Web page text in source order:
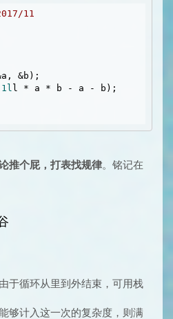
11
&b);
1l l * a * b - a - b);
推个屁，打表找规律。铭记在
于循环从里到外结束，可用栈
够计入这一次的复杂度，则满